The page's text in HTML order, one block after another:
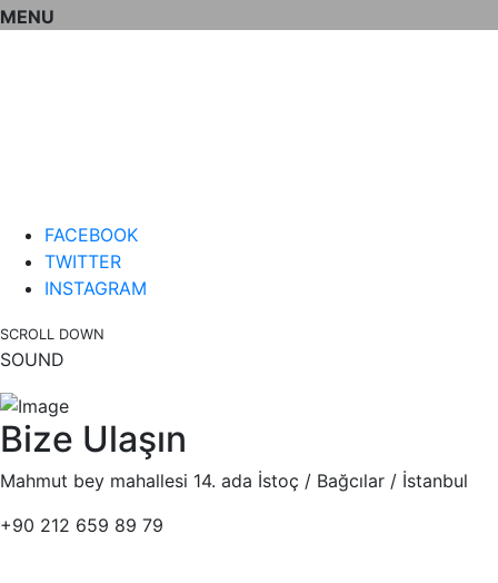
MENU
FACEBOOK
TWITTER
INSTAGRAM
SCROLL DOWN
SOUND
Bize Ulaşın
Mahmut bey mahallesi 14. ada İstoç / Bağcılar / İstanbul
+90 212 659 89 79